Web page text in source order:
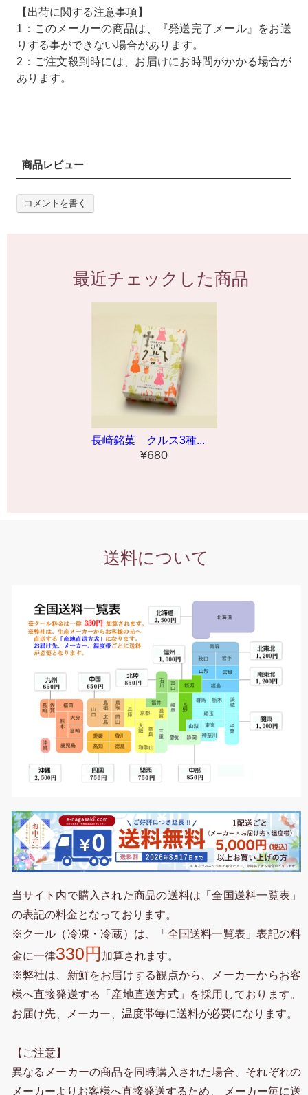
【出荷に関する注意事項】
1：このメーカーの商品は、『発送完了メール』をお送
りする事ができない場合があります。
2：ご注文殺到時には、お届けにお時間がかかる場合が
あります。
商品レビュー
コメントを書く
最近チェックした商品
長崎銘菓 クルス3種...
¥680
送料について
当サイト内で購入された商品の送料は「全国送料一覧表」
の表記の料金となっております。
※クール（冷凍・冷蔵）は、「全国送料一覧表」表記の料
金に一律330円 加算されます。
※弊社は、新鮮をお届けする観点から、メーカーからお客
様へ直接発送する「産地直送方式」を採用しております。
お届け先、メーカー、温度帯毎に送料が必要になります。
【ご注意】
異なるメーカーの商品を同時購入された場合、それぞれの
メーカーよりお客様へ直接発送するため、 メーカー毎に送